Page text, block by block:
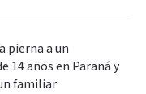
pierna a un
14 años en Paraná y
familiar